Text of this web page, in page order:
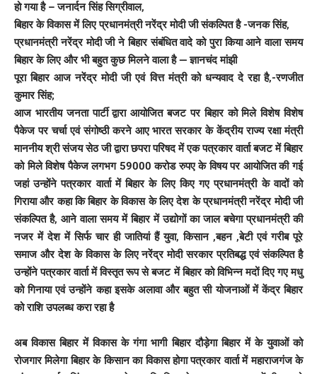
हो गया है – जनार्दन सिंह सिग्रीवाल,
बिहार के विकास में लिए प्रधानमंत्री नरेंद्र मोदी जी संकल्पित है -जनक सिंह,
प्रधानमंत्री नरेंद्र मोदी जी ने बिहार संबंधित वादे को पुरा किया आने वाला समय
बिहार के लिए और भी बहुत कुछ मिलने वाला है — ज्ञानचंद मांझी
पूरा बिहार आज नरेंद्र मोदी जी एवं वित्त मंत्री को धन्यवाद दे रहा है,-रणजीत
कुमार सिंह;
आज भारतीय जनता पार्टी द्वारा आयोजित बजट पर बिहार को मिले विशेष विशेष
पैकेज पर चर्चा एवं संगोष्ठी करने आए भारत सरकार के केंद्रीय राज्य रक्षा मंत्री
माननीय श्री संजय सेठ जी द्वारा छपरा परिषद में एक पत्रकार वार्ता बजट में बिहार
को मिले विशेष पैकेज लगभग 59000 करोड रुपए के विषय पर आयोजित की गई
जहां उन्होंने पत्रकार वार्ता में बिहार के लिए किए गए प्रधानमंत्री के वादों को
गिराया और कहा कि बिहार के विकास के लिए देश के प्रधानमंत्री नरेंद्र मोदी जी
संकल्पित है, आने वाला समय में बिहार में उद्योगों का जाल बचेगा प्रधानमंत्री की
नजर में देश में सिर्फ चार ही जातियां हैं युवा, किसान ,बहन ,बेटी एवं गरीब पूरे
समाज और देश के विकास के लिए नरेंद्र मोदी सरकार प्रतिबद्ध एवं संकल्पित है
उन्होंने पत्रकार वार्ता में विस्तृत रूप से बजट में बिहार को विभिन्न मदों दिए गए मधु
को गिनाया एवं उन्होंने कहा इसके अलावा और बहुत सी योजनाओं में केंद्र बिहार
को राशि उपलब्ध करा रहा है
अब विकास बिहार में विकास के गंगा भागी बिहार दौड़ेगा बिहार में के युवाओं को
रोजगार मिलेगा बिहार के किसान का विकास होगा पत्रकार वार्ता में महाराजगंज के